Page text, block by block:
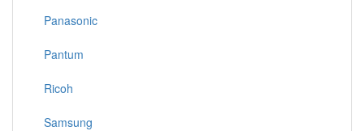
Panasonic
Pantum
Ricoh
Samsung